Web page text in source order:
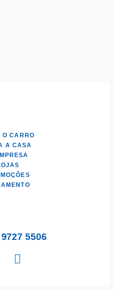
O CARRO
A CASA
5506